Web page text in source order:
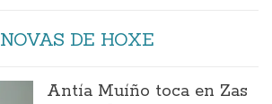
NOVAS DE HOXE
Antía Muíño toca en Zas